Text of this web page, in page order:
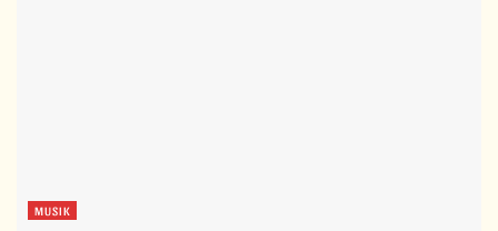
MUSIK